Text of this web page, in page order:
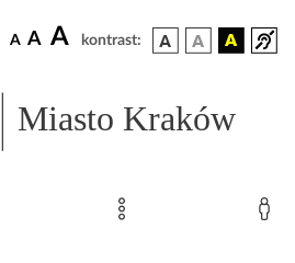
A A A kontrast:
Miasto Kraków